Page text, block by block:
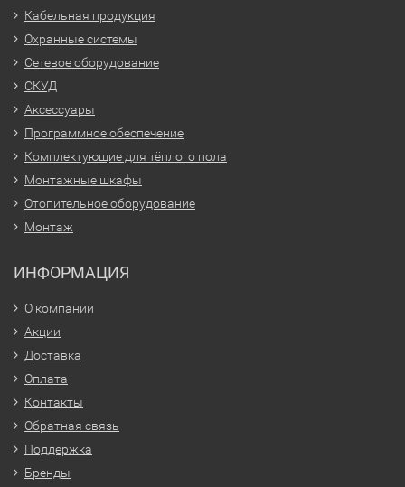
Кабельная продукция
Охранные системы
Сетевое оборудование
СКУД
Аксессуары
Программное обеспечение
Комплектующие для тёплого пола
Монтажные шкафы
Отопительное оборудование
Монтаж
ИНФОРМАЦИЯ
О компании
Акции
Доставка
Оплата
Контакты
Обратная связь
Поддержка
Бренды